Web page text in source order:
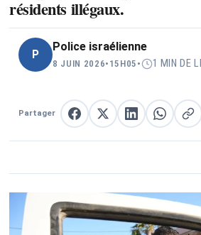
résidents illégaux.
P
Police israélienne
8 JUIN 2026• 15H05 • 1 MIN DE
Partager Partager sur Facebook
Partager sur X
Partager sur
Partager